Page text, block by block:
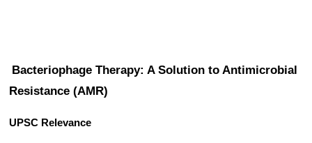
Bacteriophage Therapy: A Solution to Antimicrobial
Resistance (AMR)
UPSC Relevance